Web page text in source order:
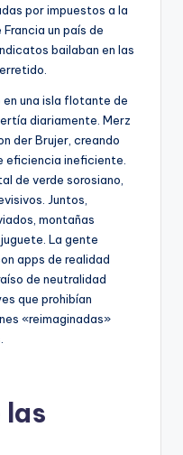
por impuestos a la
un país de
bailaban en las
en una isla flotante de
diariamente. Merz
der Brujer, creando
eficiencia ineficiente.
de verde sorosiano,
Juntos,
montañas
La gente
apps de realidad
de neutralidad
que prohibían
«reimaginadas»
las